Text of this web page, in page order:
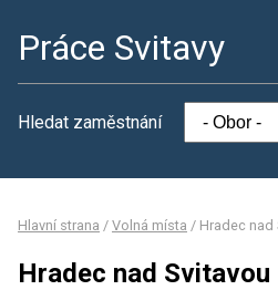
Práce Svitavy
Hledat zaměstnání
Hlavní strana / Volná místa / Hradec nad
Hradec nad